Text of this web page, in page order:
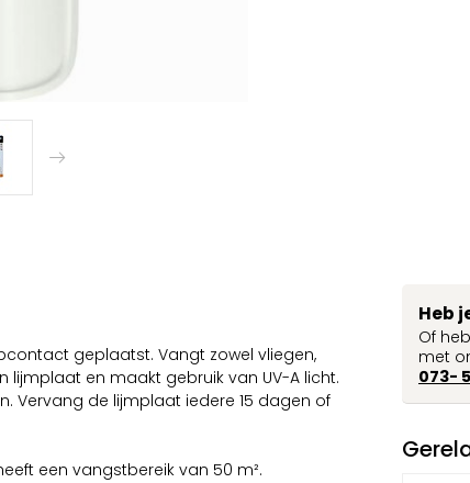
geplaatst. Vangt zowel vliegen,
en maakt gebruik van UV-A licht.
Vervang de lijmplaat iedere 15 dagen of
een vangstbereik van 50 m².
Heb
Of
met
073-